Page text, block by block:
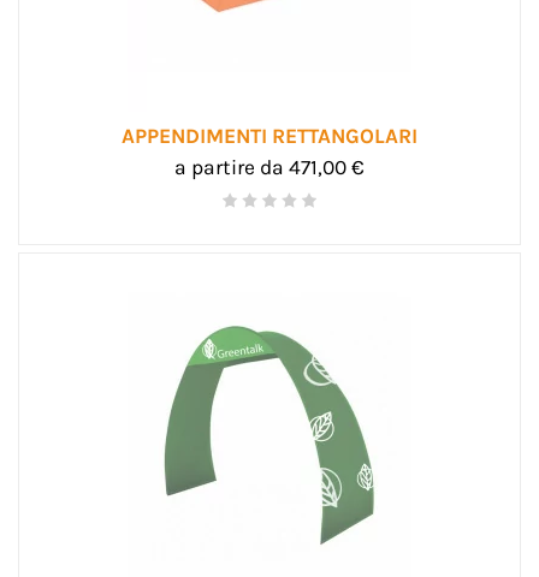
APPENDIMENTI RETTANGOLARI
a partire da 471,00 €